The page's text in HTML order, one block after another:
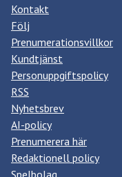
Kontakt
Följ
Prenumerationsvillkor
Kundtjänst
Personuppgiftspolicy
RSS
Nyhetsbrev
AI-policy
Prenumerera här
Redaktionell policy
Spelbolag